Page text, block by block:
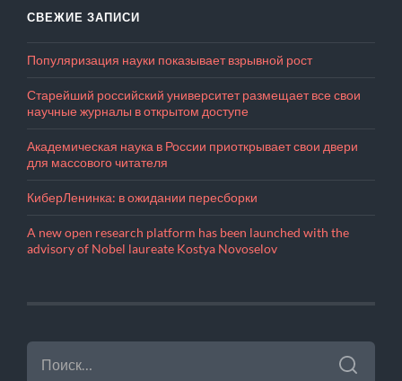
СВЕЖИЕ ЗАПИСИ
Популяризация науки показывает взрывной рост
Старейший российский университет размещает все свои
научные журналы в открытом доступе
Академическая наука в России приоткрывает свои двери
для массового читателя
КиберЛенинка: в ожидании пересборки
A new open research platform has been launched with the
advisory of Nobel laureate Kostya Novoselov
НАЙТИ: